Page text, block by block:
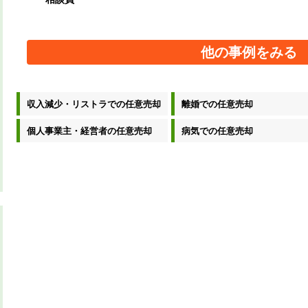
他の事例をみる
収入減少・リストラでの任意売却 離婚での任意売却
個人事業主・経営者の任意売却 病気での任意売却